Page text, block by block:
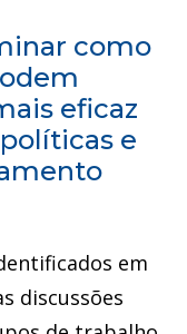
como
eficaz
e
em
discussões